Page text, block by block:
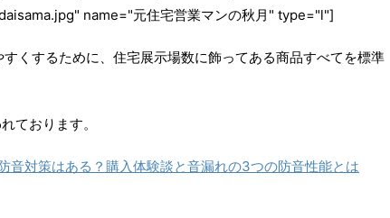
name="元住宅営業マンの秋月" type="l"]
くするために、住宅展示場数に飾ってある商品すべてを標準
ております。
音対策はある？購入体験談と音漏れの3つの防音性能とは